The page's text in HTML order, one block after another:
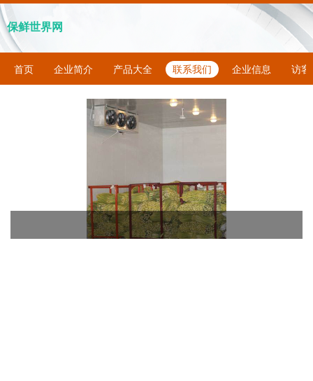
保鲜世界网
首页 企业简介 产品大全 联系我们 企业信息 访客